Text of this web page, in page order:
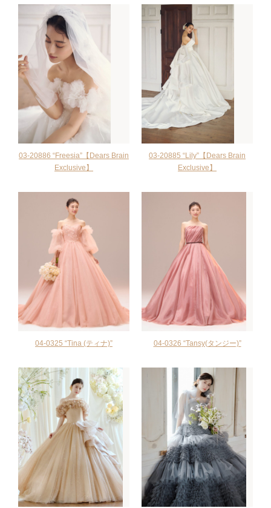
03-20886 “Freesia”【Dears Brain
Exclusive】
03-20885 “Lily”【Dears Brain
Exclusive】
04-0325 “Tina (ティナ)” 04-0326 “Tansy(タンジー)”